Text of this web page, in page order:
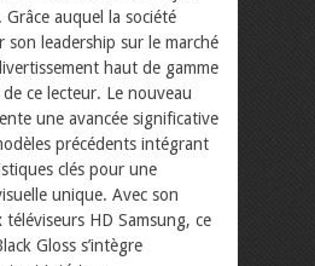
auquel la société
son leadership sur le marché
haut de gamme
ce lecteur. Le nouveau
une avancée significative
précédents intégrant
clés pour une
unique. Avec son
HD Samsung, ce
Gloss s’intègre